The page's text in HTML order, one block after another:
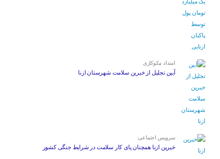
امتداد نیکوکاری
آیین تجلیل از خیرین سلامت شهرستان ازنا
سرویس اجتماعی:
خیرین ازنا همچنان پای کار سلامت در شرایط جنگی کشور